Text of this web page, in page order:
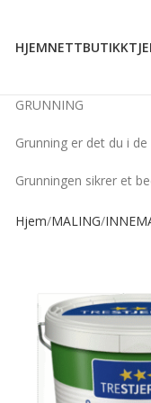
HJEMNETTBUTIKK
GRUNNING
Grunning er det du i
Grunningen sikrer et
Hjem MALING